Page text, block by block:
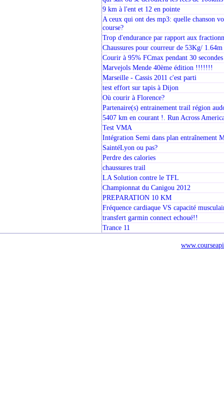
9 km à l'ent et 12 en pointe
A ceux qui ont des mp3: quelle chanson
course?
Trop d'endurance par rapport aux
Chaussures pour courreur de 53Kg/ 1.64m
Courir à 95% FCmax pendant 30 secondes
Marvejols Mende 40ème édition !!!!!!!
Marseille - Cassis 2011 c'est parti
test effort sur tapis à Dijon
Où courir à Florence?
Partenaire(s) entrainement trail région
5407 km en courant !. Run Across
Test VMA
Intégration Semi dans plan entraînement
SaintéLyon ou pas?
Perdre des calories
chaussures trail
LA Solution contre le TFL
Championnat du Canigou 2012
PREPARATION 10 KM
Fréquence cardiaque VS capacité
transfert garmin connect echoué!!
Trance 11